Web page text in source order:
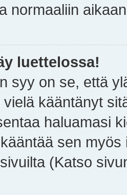
normaaliin
luettelossa!
syy on se, että
kääntänyt
haluamasi
sen
(Katso